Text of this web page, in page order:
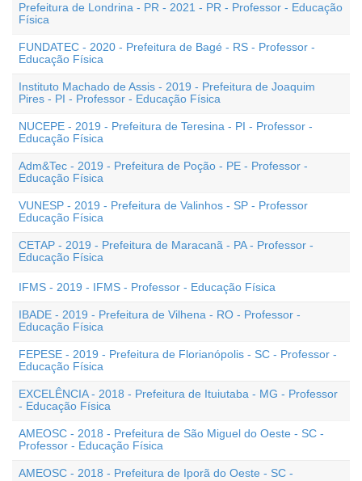
Prefeitura de Londrina - PR - 2021 - PR - Professor - Educação
Física
FUNDATEC - 2020 - Prefeitura de Bagé - RS - Professor -
Educação Física
Instituto Machado de Assis - 2019 - Prefeitura de Joaquim
Pires - PI - Professor - Educação Física
NUCEPE - 2019 - Prefeitura de Teresina - PI - Professor -
Educação Física
Adm&Tec - 2019 - Prefeitura de Poção - PE - Professor -
Educação Física
VUNESP - 2019 - Prefeitura de Valinhos - SP - Professor
Educação Física
CETAP - 2019 - Prefeitura de Maracanã - PA - Professor -
Educação Física
IFMS - 2019 - IFMS - Professor - Educação Física
IBADE - 2019 - Prefeitura de Vilhena - RO - Professor -
Educação Física
FEPESE - 2019 - Prefeitura de Florianópolis - SC - Professor -
Educação Física
EXCELÊNCIA - 2018 - Prefeitura de Ituiutaba - MG - Professor
- Educação Física
AMEOSC - 2018 - Prefeitura de São Miguel do Oeste - SC -
Professor - Educação Física
AMEOSC - 2018 - Prefeitura de Iporã do Oeste - SC -